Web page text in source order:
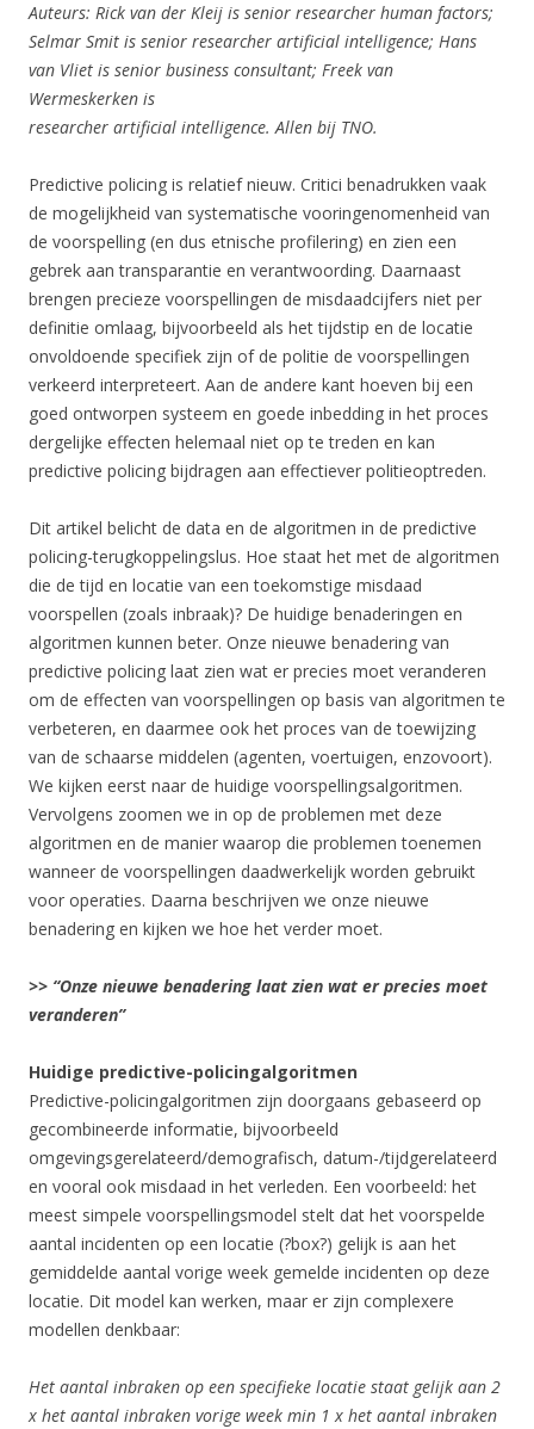
Auteurs: Rick van der Kleij is senior researcher human factors;
Selmar Smit is senior researcher artificial intelligence; Hans
van Vliet is senior business consultant; Freek van
Wermeskerken is
researcher artificial intelligence. Allen bij TNO.
Predictive policing is relatief nieuw. Critici benadrukken vaak
de mogelijkheid van systematische vooringenomenheid van
de voorspelling (en dus etnische profilering) en zien een
gebrek aan transparantie en verantwoording. Daarnaast
brengen precieze voorspellingen de misdaadcijfers niet per
definitie omlaag, bijvoorbeeld als het tijdstip en de locatie
onvoldoende specifiek zijn of de politie de voorspellingen
verkeerd interpreteert. Aan de andere kant hoeven bij een
goed ontworpen systeem en goede inbedding in het proces
dergelijke effecten helemaal niet op te treden en kan
predictive policing bijdragen aan effectiever politieoptreden.
Dit artikel belicht de data en de algoritmen in de predictive
policing-terugkoppelingslus. Hoe staat het met de algoritmen
die de tijd en locatie van een toekomstige misdaad
voorspellen (zoals inbraak)? De huidige benaderingen en
algoritmen kunnen beter. Onze nieuwe benadering van
predictive policing laat zien wat er precies moet veranderen
om de effecten van voorspellingen op basis van algoritmen te
verbeteren, en daarmee ook het proces van de toewijzing
van de schaarse middelen (agenten, voertuigen, enzovoort).
We kijken eerst naar de huidige voorspellingsalgoritmen.
Vervolgens zoomen we in op de problemen met deze
algoritmen en de manier waarop die problemen toenemen
wanneer de voorspellingen daadwerkelijk worden gebruikt
voor operaties. Daarna beschrijven we onze nieuwe
benadering en kijken we hoe het verder moet.
>> “Onze nieuwe benadering laat zien wat er precies moet
veranderen”
Huidige predictive-policingalgoritmen
Predictive-policingalgoritmen zijn doorgaans gebaseerd op
gecombineerde informatie, bijvoorbeeld
omgevingsgerelateerd/demografisch, datum-/tijdgerelateerd
en vooral ook misdaad in het verleden. Een voorbeeld: het
meest simpele voorspellingsmodel stelt dat het voorspelde
aantal incidenten op een locatie (?box?) gelijk is aan het
gemiddelde aantal vorige week gemelde incidenten op deze
locatie. Dit model kan werken, maar er zijn complexere
modellen denkbaar:
Het aantal inbraken op een specifieke locatie staat gelijk aan 2
x het aantal inbraken vorige week min 1 x het aantal inbraken